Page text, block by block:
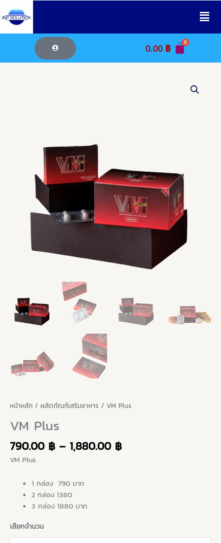
to
content
0.00 ฿
หน้าหลัก / ผลิตภัณฑ์เสริมอาหาร / VM Plus
VM Plus
790.00 ฿ – 1,880.00 ฿
Price
1,880.00 ฿
VM Plus
1 กล่อง 790 บาท
2 กล่อง 1380
3 กล่อง 1880 บาท
เลือกจำนวน
จำนวน
Plus